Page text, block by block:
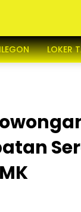
LOKER